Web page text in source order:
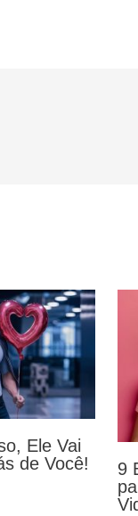
Ele Vai
de Você!
9